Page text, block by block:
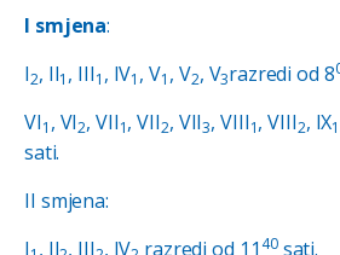
I smjena:
I2, II1, III1 , IV1, V1 , V2, V3razredi od 8
VI1 , VI2, VII1, VII2, VII3, VIII1, VIII2, IX1
sati.
II smjena:
I , II , III , IV razredi od 11 40sati.